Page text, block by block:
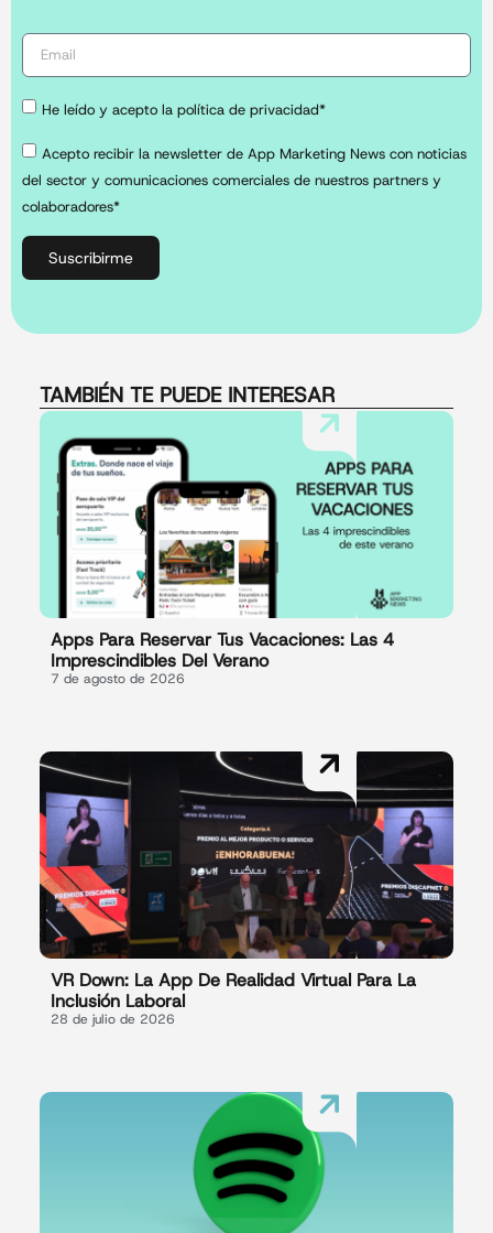
He leído y acepto la política de privacidad*
Acepto recibir la newsletter de App Marketing News con noticias
del sector y comunicaciones comerciales de nuestros partners y
colaboradores*
Suscribirme
TAMBIÉN TE PUEDE INTERESAR
Apps Para Reservar Tus Vacaciones: Las 4
Imprescindibles Del Verano
7 de agosto de 2026
VR Down: La App De Realidad Virtual Para La
Inclusión Laboral
28 de julio de 2026